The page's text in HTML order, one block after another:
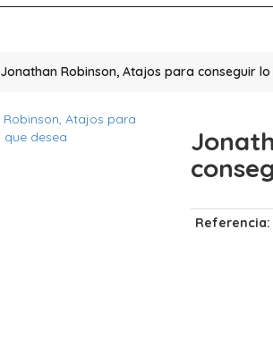
Jonathan Robinson, Atajos para conseguir
Referencia: